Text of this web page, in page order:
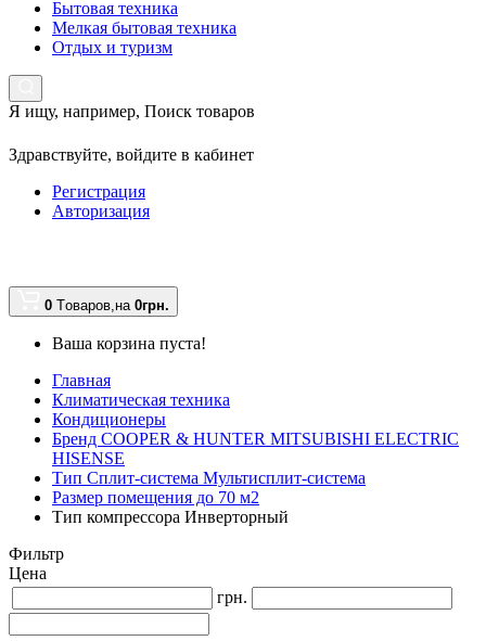
Бытовая техника
Мелкая бытовая техника
Отдых и туризм
Я ищу, например, Поиск товаров
Здравствуйте, войдите в кабинет
Регистрация
Авторизация
0 Tоваров,на 0грн.
Ваша корзина пуста!
Главная
Климатическая техника
Кондиционеры
Бренд COOPER & HUNTER MITSUBISHI ELECTRIC
HISENSE
Тип Сплит-система Мультисплит-система
Размер помещения до 70 м2
Тип компрессора Инверторный
Фильтр
Цена
грн.